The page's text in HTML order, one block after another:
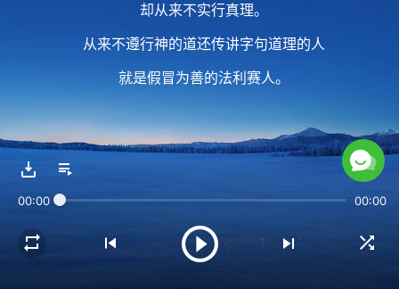
却从来不实行真理。
从来不遵行神的道还传讲字句道理的人
就是假冒为善的法利赛人。
2 他们所谓的那点好行为、
全是凭人意克制、包装出来的，
00:00 00:00